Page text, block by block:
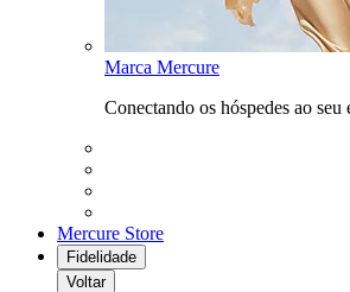
Marca Mercure
Conectando os hóspedes ao
Mercure Store
Fidelidade
Voltar